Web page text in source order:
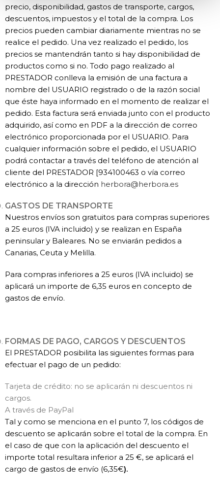
precio, disponibilidad, gastos de transporte, cargos,
descuentos, impuestos y el total de la compra. Los
precios pueden cambiar diariamente mientras no se
realice el pedido. Una vez realizado el pedido, los
precios se mantendrán tanto si hay disponibilidad de
productos como si no. Todo pago realizado al
PRESTADOR conlleva la emisión de una factura a
nombre del USUARIO registrado o de la razón social
que éste haya informado en el momento de realizar el
pedido. Esta factura será enviada junto con el producto
adquirido, así como en PDF a la dirección de correo
electrónico proporcionada por el USUARIO. Para
cualquier información sobre el pedido, el USUARIO
podrá contactar a través del teléfono de atención al
cliente del PRESTADOR [934100463 o vía correo
electrónico a la dirección herbora@herbora.es
GASTOS DE TRANSPORTE
​Nuestros envíos son gratuitos para compras superiores
a 25 euros (IVA incluido) y se realizan en España
peninsular y Baleares. No se enviarán pedidos a
Canarias, Ceuta y Melilla.
​Para compras inferiores a 25 euros (IVA incluido) se
aplicará un importe de 6,35 euros en concepto de
gastos de envío.
FORMAS DE PAGO, CARGOS Y DESCUENTOS
​El PRESTADOR posibilita las siguientes formas para
efectuar el pago de un pedido:
Tarjeta de crédito: no se aplicarán ni descuentos ni
cargos.
A través de PayPal
Tal y como se menciona en el punto 7, los códigos de
descuento se aplicarán sobre el total de la compra. En
el caso de que con la aplicación del descuento el
importe total resultara inferior a 25 €, se aplicará el
cargo de gastos de envío (6,35€).